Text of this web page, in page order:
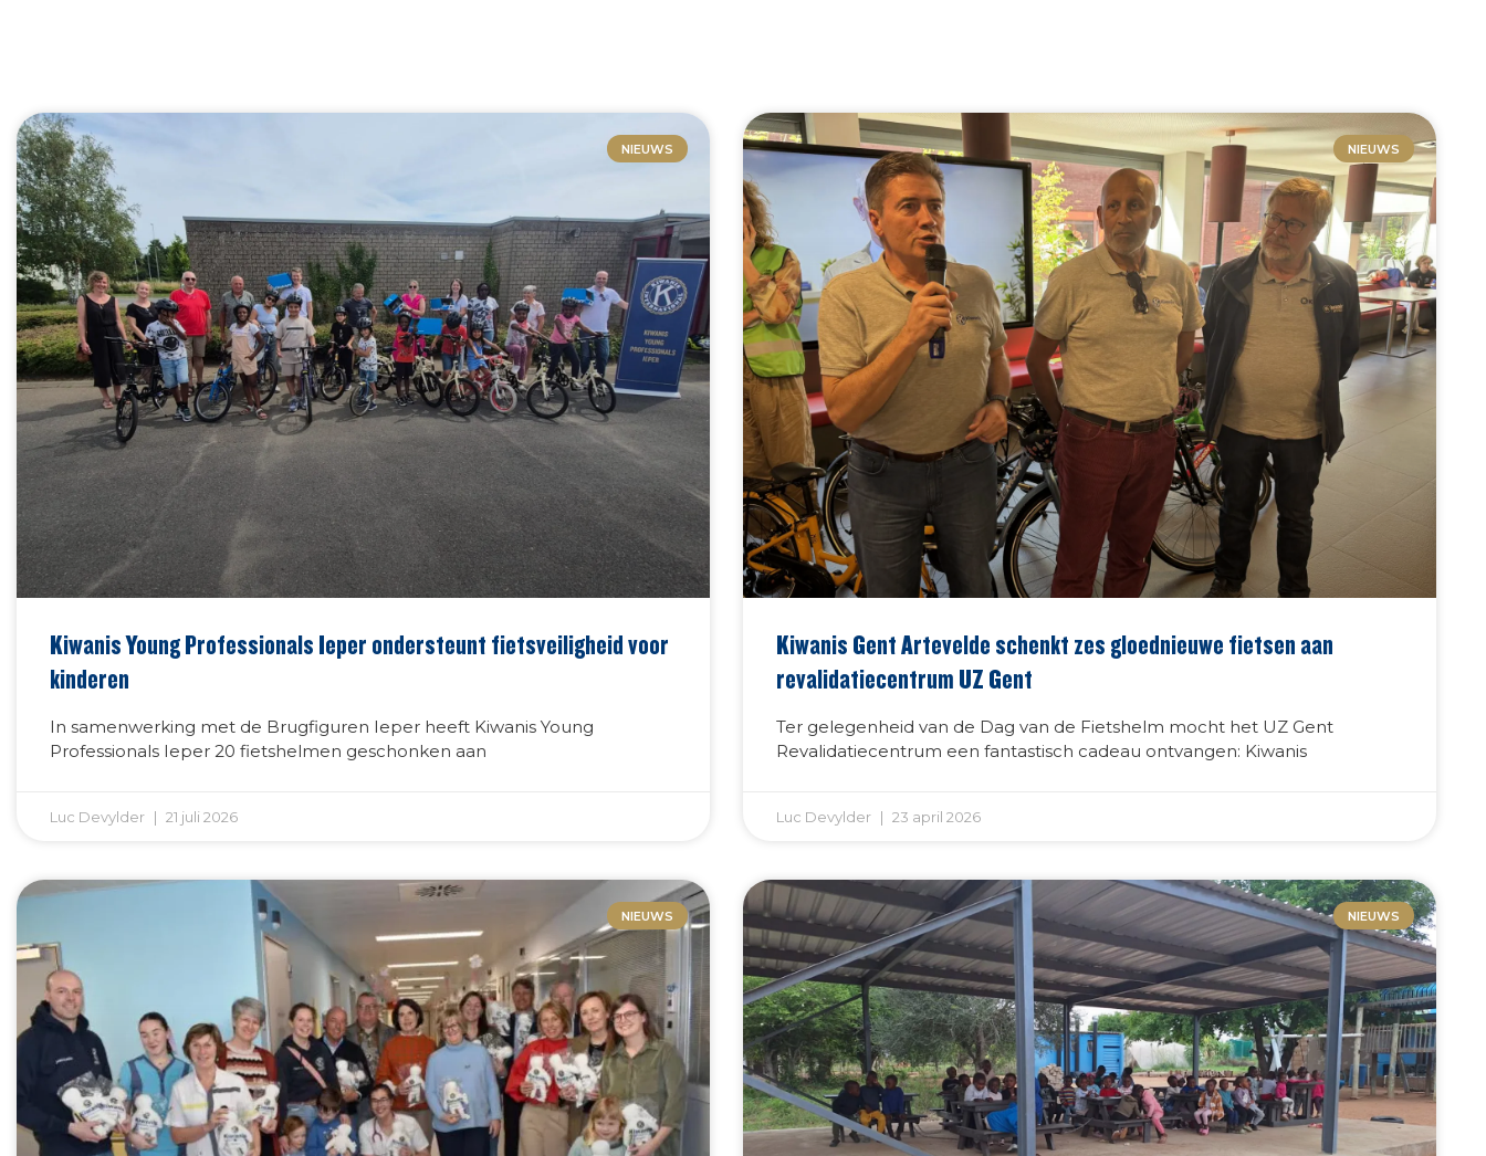
NIEUWS
Kiwanis Young Professionals Ieper ondersteunt fietsveiligheid voor
kinderen
In samenwerking met de Brugfiguren Ieper heeft Kiwanis Young
Professionals Ieper 20 fietshelmen geschonken aan
Luc Devylder 21 juli 2026
NIEUWS
Kiwanis Gent Artevelde schenkt zes gloednieuwe fietsen aan
revalidatiecentrum UZ Gent
Ter gelegenheid van de Dag van de Fietshelm mocht het UZ Gent
Revalidatiecentrum een fantastisch cadeau ontvangen: Kiwanis
Luc Devylder 23 april 2026
NIEUWS NIEUWS